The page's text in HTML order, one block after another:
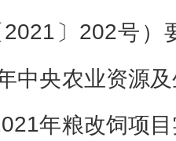
2021 〕 202号）
中央农业资源
年粮改饲项